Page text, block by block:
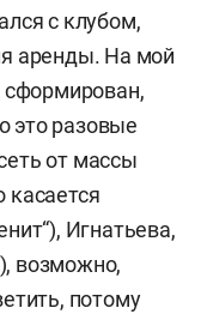
с клубом,
аренды. На мой
сформирован,
это разовые
от массы
касается
Игнатьева,
возможно,
потому